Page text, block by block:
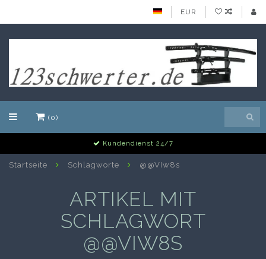
EUR
(0)
Kundendienst 24/7
Startseite Schlagworte @@VIw8s
ARTIKEL MIT
SCHLAGWORT
@@VIW8S